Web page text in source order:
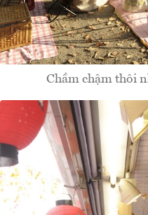
Chầm chậm thôi